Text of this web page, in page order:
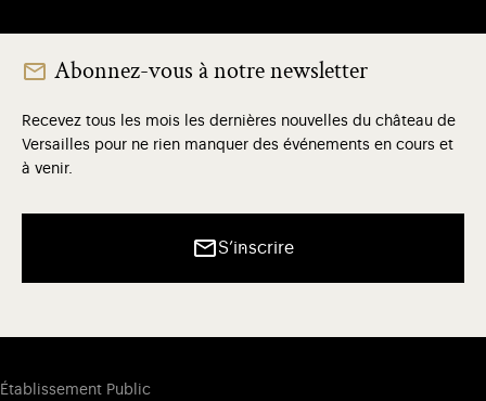
Abonnez-vous à notre newsletter
Recevez tous les mois les dernières nouvelles du château de
Versailles pour ne rien manquer des événements en cours et
à venir.
S’inscrire
Établissement Public